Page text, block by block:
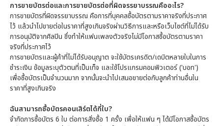
การขายบัตรต่อและการขายบัตรต่อที่ผิดจรรยาบรรณคืออะไร?
การขายบัตรที่ผิดจรรยาบรรณ คือการที่บุคคลซื้อบัตรตามราคาจริงที่ประกาศ
ไว้ แล้วนำไปขายต่อในราคาที่สูงเกินจริงผ่านวิธีการและหรือเว็บไซต์ที่ไม่ได้รับ
การอนุมัติจากศิลปิน ซึ่งทำให้แฟนเพลงตัวจริงไม่มีโอกาสซื้อบัตรตามราคา
จริงที่ประกาศไว้
การขายบัตรและผู้ค้าที่ไม่ได้รับอนุญาต จะใช้บัตรเครดิต/เดบิตหลายใบในการ
ชำระเงิน ข้อมูลระบุตัวตนที่เป็นเท็จ และใช้โปรแกรมคอมพิวเตอร์ ('บอท')
เพื่อซื้อบัตรเป็นจำนวนมาก จากนั้นจะนำไปเสนอขายต่อกับลูกค้าท่านอื่นใน
ราคาที่สูงเกินจริง
ฉันสามารถซื้อบัตรคอนเสิร์ตได้กี่ใบ?
จำกัดการซื้อบัตร 6 ใบ ต่อการสั่งซื้อ 1 ครั้ง เพื่อให้แฟน ๆ ได้มีโอกาสซื้อบัตร